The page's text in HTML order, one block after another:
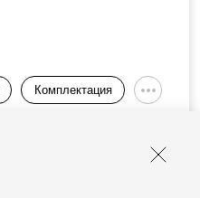
Комплектация